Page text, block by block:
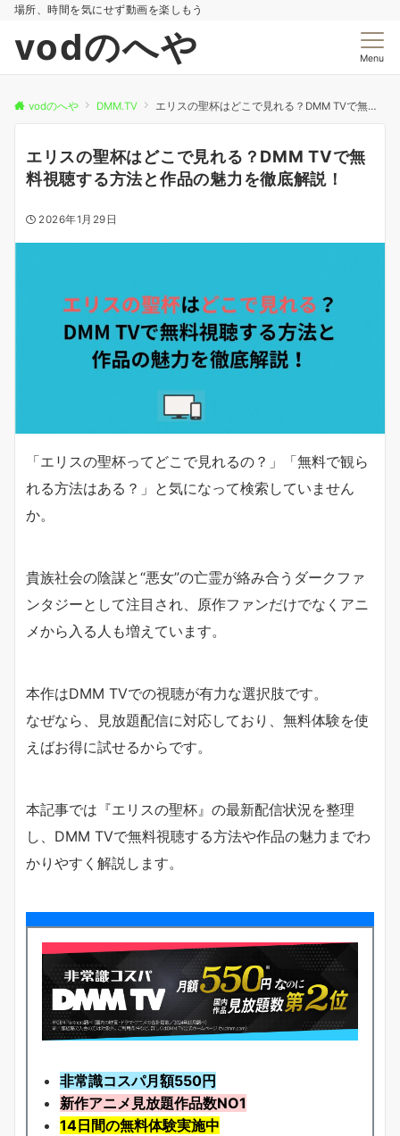
場所、時間を気にせず動画を楽しもう
vodのへや Menu
vodのへや DMM.TV エリスの聖杯はどこで見れる？DMM TVで無料視聴する方法と作品の魅力を徹底解説！
エリスの聖杯はどこで見れる？DMM TVで無
料視聴する方法と作品の魅力を徹底解説！
2026年1月29日
「エリスの聖杯ってどこで見れるの？」「無料で観ら
れる方法はある？」と気になって検索していません
か。
貴族社会の陰謀と“悪女”の亡霊が絡み合うダークファ
ンタジーとして注目され、原作ファンだけでなくアニ
メから入る人も増えています。
本作はDMM TVでの視聴が有力な選択肢です。
なぜなら、見放題配信に対応しており、無料体験を使
えばお得に試せるからです。
本記事では『エリスの聖杯』の最新配信状況を整理
し、DMM TVで無料視聴する方法や作品の魅力までわ
かりやすく解説します。
非常識コスパ月額550円
新作アニメ見放題作品数NO1
14日間の無料体験実施中